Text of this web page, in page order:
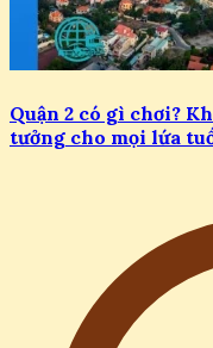
Quận 2 có gì chơi?
tưởng cho mọi lứa